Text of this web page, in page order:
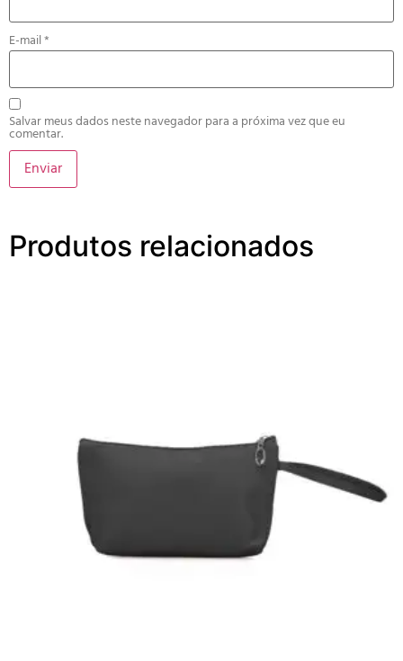
E-mail*
Salvar meus dados neste navegador para a próxima vez que eu
comentar.
Produtos relacionados